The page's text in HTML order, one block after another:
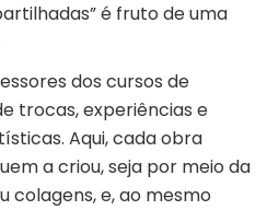
é fruto de uma
dos cursos de
trocas, experiências e
Aqui, cada obra
a criou, seja por meio da
colagens, e, ao mesmo